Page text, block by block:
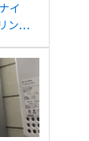
イ
ンナ